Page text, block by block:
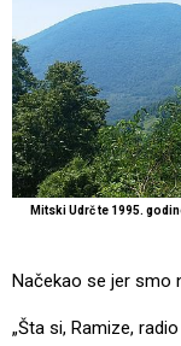
Mitski Udrč te 1995.
Načekao se jer smo
„Šta si, Ramize,